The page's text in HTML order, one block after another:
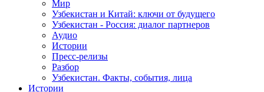
Мир
Узбекистан и Китай: ключи от будущего
Узбекистан - Россия: диалог партнеров
Аудио
Истории
Пресс-релизы
Разбор
Узбекистан. Факты, события, лица
Истории